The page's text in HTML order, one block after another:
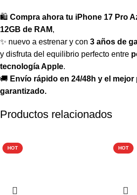
🛍️ Compra ahora tu iPhone 17 Pro
12GB de RAM,
✨ nuevo a estrenar y con 3 años de
y disfruta del equilibrio perfecto entre
tecnología Apple.
🚚 Envío rápido en 24/48h y el
garantizado.
Productos relacionados
HOT
HOT